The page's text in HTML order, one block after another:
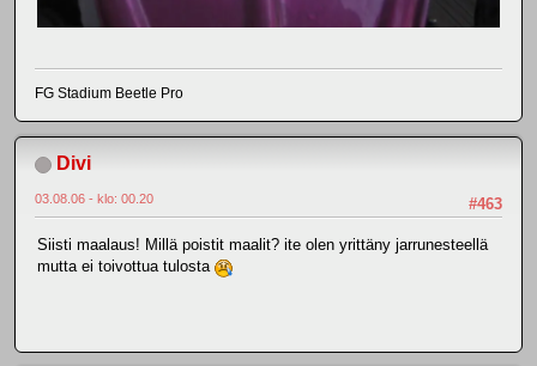
FG Stadium Beetle Pro
Divi
#463
03.08.06 - klo: 00.20
Siisti maalaus! Millä poistit maalit? ite olen yrittäny jarrunesteellä
mutta ei toivottua tulosta